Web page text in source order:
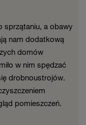
sprzątaniu, a obawy
nam dodatkową
domów
w nim spędzać
drobnoustrojów.
pomieszczeń.